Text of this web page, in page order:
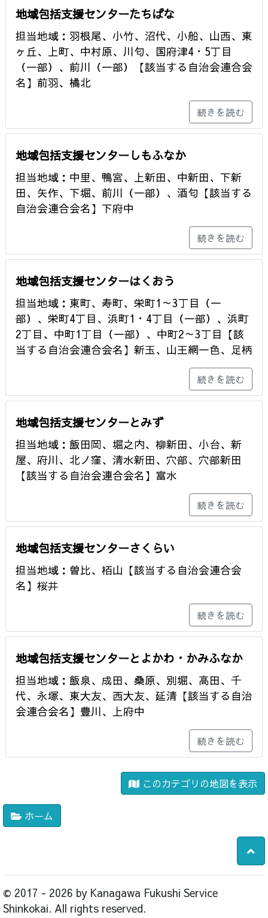
地域包括支援センターたちばな
担当地域：羽根尾、小竹、沼代、小船、山西、東
ヶ丘、上町、中村原、川匂、国府津4・5丁目
（一部）、前川（一部）【該当する自治会連合会
名】前羽、橘北
続きを読む
地域包括支援センターしもふなか
担当地域：中里、鴨宮、上新田、中新田、下新
田、矢作、下堀、前川（一部）、酒匂【該当する
自治会連合会名】下府中
続きを読む
地域包括支援センターはくおう
担当地域：東町、寿町、栄町1～3丁目（一
部）、栄町4丁目、浜町1・4丁目（一部）、浜町
2丁目、中町1丁目（一部）、中町2～3丁目【該
当する自治会連合会名】新玉、山王網一色、足柄
続きを読む
地域包括支援センターとみず
担当地域：飯田岡、堀之内、柳新田、小台、新
屋、府川、北ノ窪、清水新田、穴部、穴部新田
【該当する自治会連合会名】富水
続きを読む
地域包括支援センターさくらい
担当地域：曽比、栢山【該当する自治会連合会
名】桜井
続きを読む
地域包括支援センターとよかわ・かみふなか
担当地域：飯泉、成田、桑原、別堀、高田、千
代、永塚、東大友、西大友、延清【該当する自治
会連合会名】豊川、上府中
続きを読む
このカテゴリの地図を表示
ホーム
© 2017 - 2026 by Kanagawa Fukushi Service
Shinkokai. All rights reserved.